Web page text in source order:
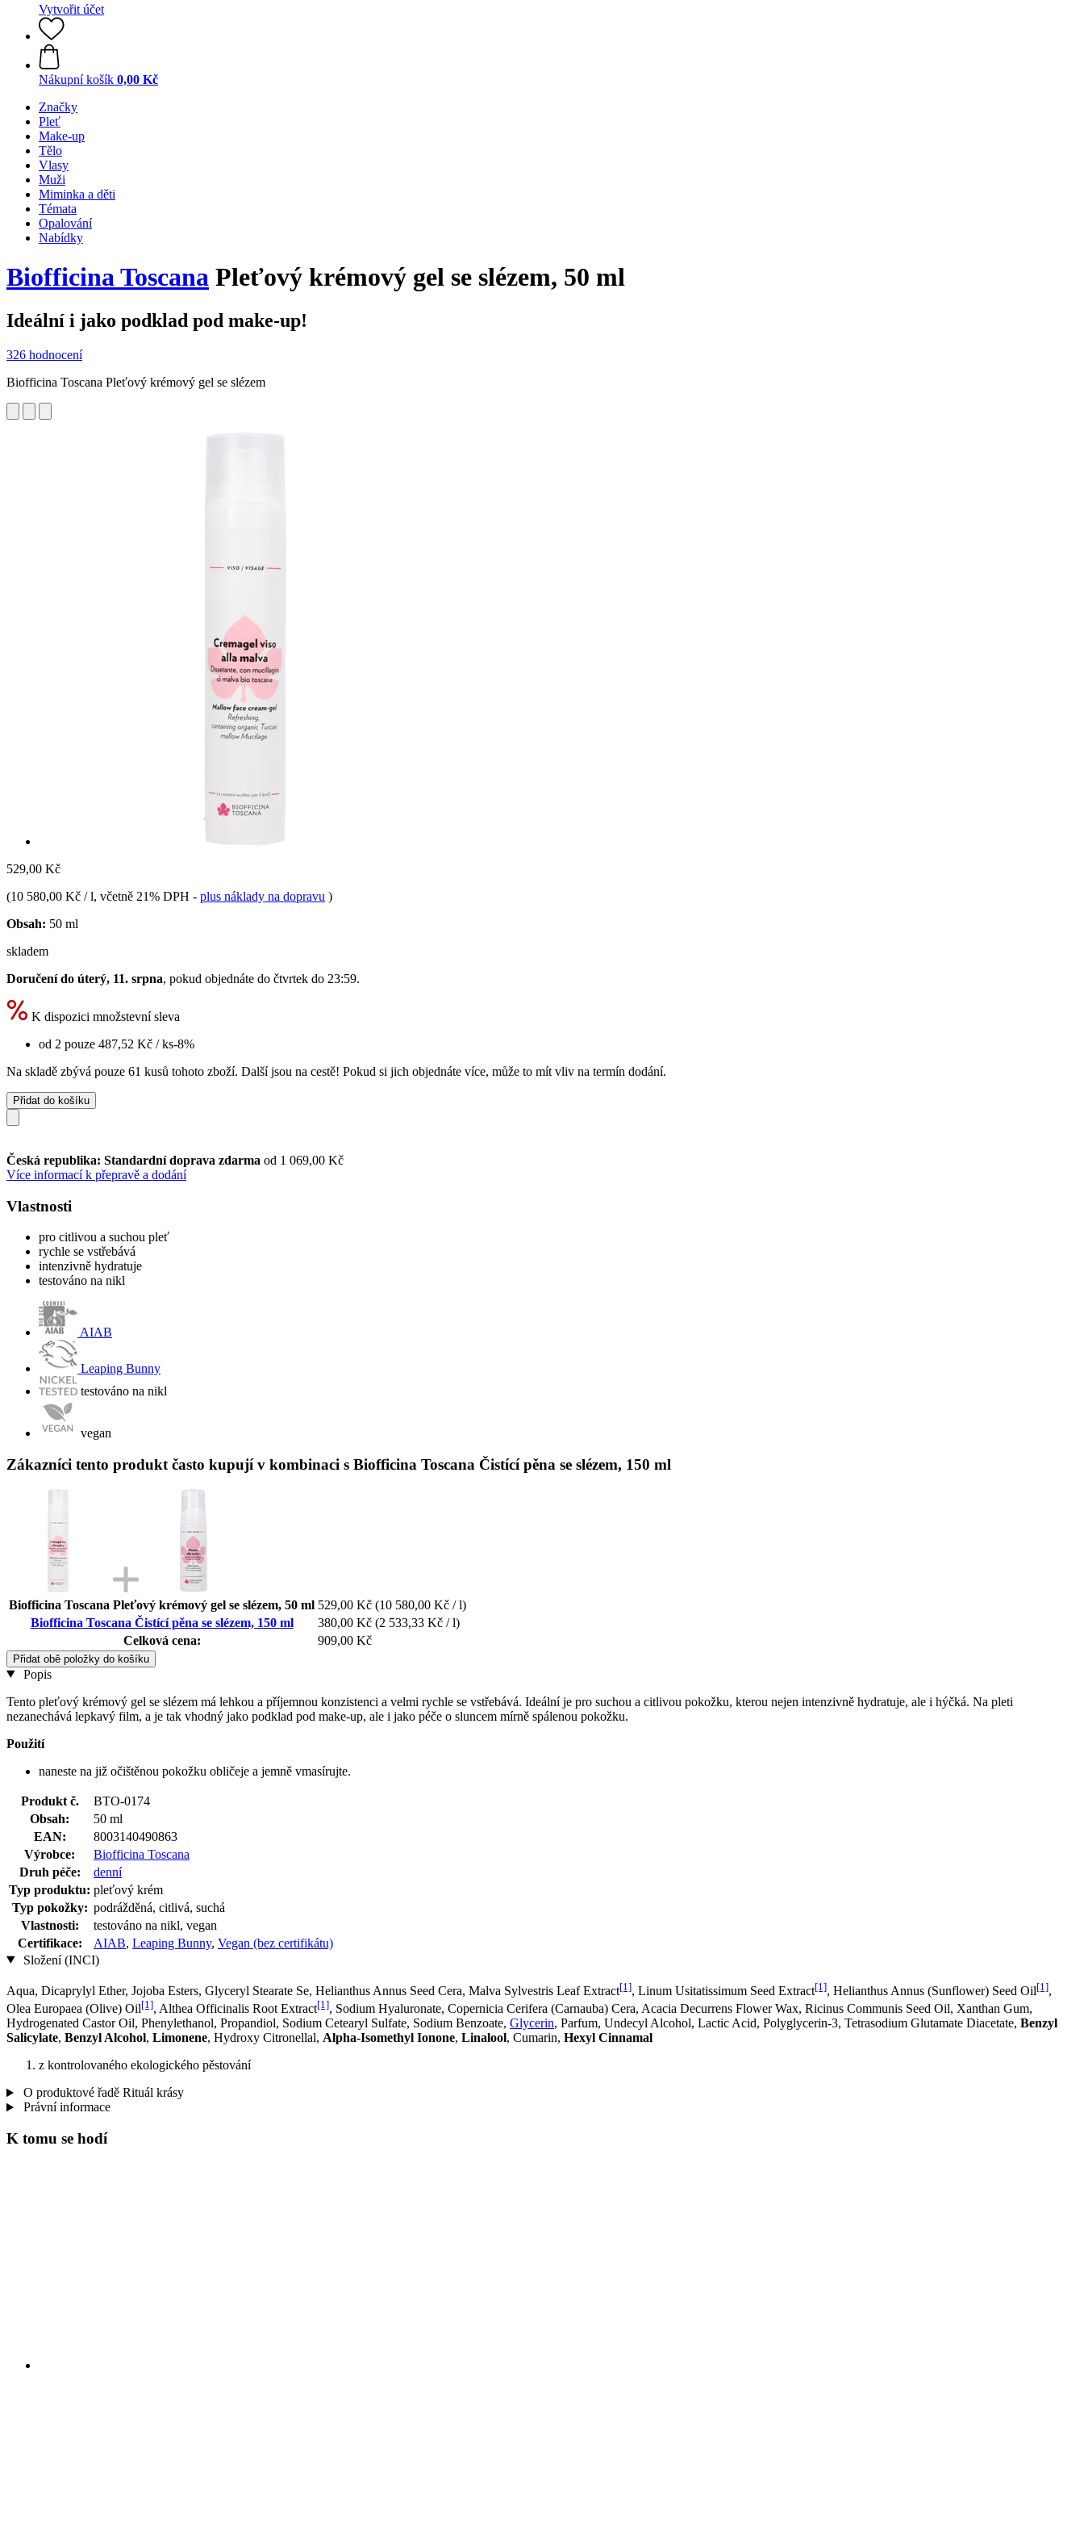
Vytvořit účet
Nákupní košík 0,00 Kč
Značky
Pleť
Make-up
Tělo
Vlasy
Muži
Miminka a děti
Témata
Opalování
Nabídky
Biofficina Toscana Pleťový krémový gel se slézem, 50 ml
Ideální i jako podklad pod make-up!
326 hodnocení
Biofficina Toscana Pleťový krémový gel se slézem
529,00 Kč
(10 580,00 Kč / l, včetně 21% DPH - plus náklady na dopravu )
Obsah: 50 ml
skladem
Doručení do úterý, 11. srpna, pokud objednáte do čtvrtek do 23:59.
K dispozici množstevní sleva
od 2 pouze 487,52 Kč / ks-8%
Na skladě zbývá pouze 61 kusů tohoto zboží. Další jsou na cestě! Pokud si jich objednáte více, může to mít vliv na termín dodání.
Přidat do košíku
Česká republika: Standardní doprava zdarma od 1 069,00 Kč
Více informací k přepravě a dodání
Vlastnosti
pro citlivou a suchou pleť
rychle se vstřebává
intenzivně hydratuje
testováno na nikl
AIAB
Leaping Bunny
testováno na nikl
vegan
Zákazníci tento produkt často kupují v kombinaci s Biofficina Toscana Čistící pěna se slézem, 150 ml
Biofficina Toscana Pleťový krémový gel se slézem, 50 ml 529,00 Kč (10 580,00 Kč / l)
Biofficina Toscana Čistící pěna se slézem, 150 ml
380,00 Kč (2 533,33 Kč / l)
Celková cena:
909,00 Kč
Přidat obě položky do košíku
Popis
Tento pleťový krémový gel se slézem má lehkou a příjemnou konzistenci a velmi rychle se vstřebává. Ideální je pro suchou a citlivou pokožku, kterou nejen intenzivně hydratuje, ale i hýčká. Na pleti
nezanechává lepkavý film, a je tak vhodný jako podklad pod make-up, ale i jako péče o sluncem mírně spálenou pokožku.
Použití
naneste na již očištěnou pokožku obličeje a jemně vmasírujte.
Produkt č.
BTO-0174
Obsah:
50 ml
EAN:
8003140490863
Výrobce:
Biofficina Toscana
Druh péče:
denní
Typ produktu: pleťový krém
Typ pokožky: podrážděná, citlivá, suchá
Vlastnosti:
testováno na nikl, vegan
Certifikace:
AIAB, Leaping Bunny, Vegan (bez certifikátu)
Složení (INCI)
Aqua, Dicaprylyl Ether, Jojoba Esters, Glyceryl Stearate Se, Helianthus Annus Seed Cera, Malva Sylvestris Leaf Extract[1], Linum Usitatissimum Seed Extract[1], Helianthus Annus (Sunflower) Seed Oil[1],
Olea Europaea (Olive) Oil[1], Althea Officinalis Root Extract[1], Sodium Hyaluronate, Copernicia Cerifera (Carnauba) Cera, Acacia Decurrens Flower Wax, Ricinus Communis Seed Oil, Xanthan Gum,
Hydrogenated Castor Oil, Phenylethanol, Propandiol, Sodium Cetearyl Sulfate, Sodium Benzoate, Glycerin, Parfum, Undecyl Alcohol, Lactic Acid, Polyglycerin-3, Tetrasodium Glutamate Diacetate, Benzyl
Salicylate, Benzyl Alcohol, Limonene, Hydroxy Citronellal, Alpha-Isomethyl Ionone, Linalool, Cumarin, Hexyl Cinnamal
z kontrolovaného ekologického pěstování
O produktové řadě Rituál krásy
Právní informace
K tomu se hodí